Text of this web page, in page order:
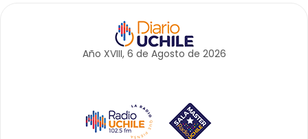
Año XVIII, 6 de Agosto de 2026